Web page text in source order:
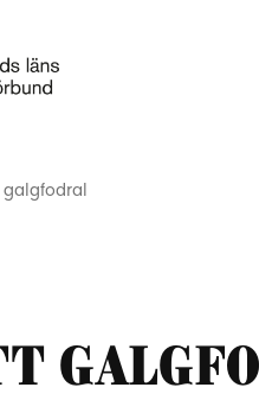
galgfodral